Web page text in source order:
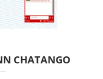
CHATANGO